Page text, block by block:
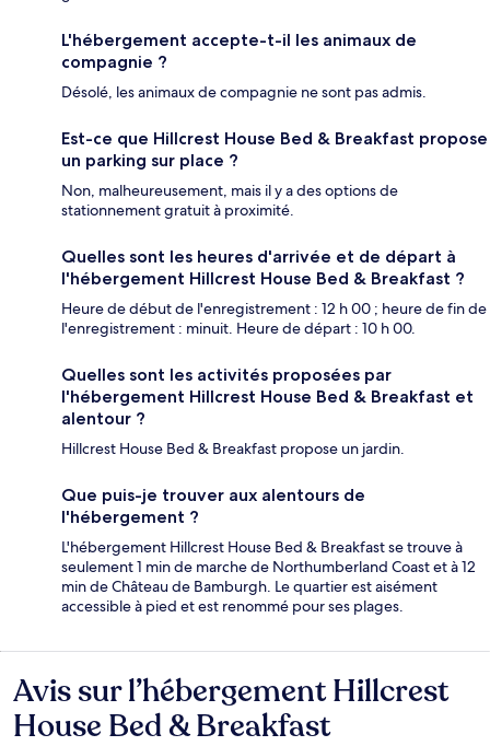
L'hébergement accepte-t-il les animaux de
compagnie ?
Désolé, les animaux de compagnie ne sont pas admis.
Est-ce que Hillcrest House Bed & Breakfast propose
un parking sur place ?
Non, malheureusement, mais il y a des options de
stationnement gratuit à proximité.
Quelles sont les heures d'arrivée et de départ à
l'hébergement Hillcrest House Bed & Breakfast ?
Heure de début de l'enregistrement : 12 h 00 ; heure de fin de
l'enregistrement : minuit. Heure de départ : 10 h 00.
Quelles sont les activités proposées par
l'hébergement Hillcrest House Bed & Breakfast et
alentour ?
Hillcrest House Bed & Breakfast propose un jardin.
Que puis-je trouver aux alentours de
l'hébergement ?
L'hébergement Hillcrest House Bed & Breakfast se trouve à
seulement 1 min de marche de Northumberland Coast et à 12
min de Château de Bamburgh. Le quartier est aisément
accessible à pied et est renommé pour ses plages.
Avis
Avis sur l’hébergement Hillcrest
House Bed & Breakfast